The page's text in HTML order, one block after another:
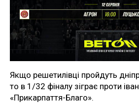
Якщо решетилівці пройдуть
то в 1/32 фіналу зіграє проти
«Прикарпаття-Благо».